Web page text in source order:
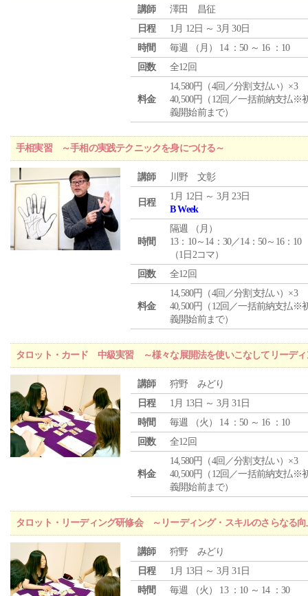
講師
澤田 昌征
日程
1月 12日 ～ 3月 30日
時間
毎週 （ 月 ） 14 ：50 ～ 16 ：10
回数
全12回
料金
14,580円（4回／分割支払い）×3
40,500円（12回／一括前納支払※
義開始前まで）
手相実習 ～手相の実践テクニックを身につける～
講師 川野 文彰
日程
1月 12日 ～ 3月 23日
B Week
時間
隔週 （ 月 ）
13：10～14：30／14：50～16：10
（1日2コマ）
回数
全12回
料金
14,580円（4回／分割支払い）×3
40,500円（12回／一括前納支払※
義開始前まで）
タロット・カード 中級実習 ～様々な展開法を使いこなしてリーディ
講師
狩野 みどり
日程
1月 13日 ～ 3月 31日
時間
毎週 （火 ） 14 ：50 ～ 16 ：10
回数
全12回
料金
14,580円（4回／分割支払い）×3
40,500円（12回／一括前納支払※
義開始前まで）
タロット・リーディング研修会 ～リーディング・スキルのさらなる
講師
狩野 みどり
日程
1月 13日 ～ 3月 31日
時間
毎週 （火 ） 13 ：10 ～ 14 ：30